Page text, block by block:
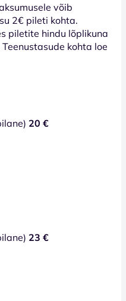
võib
2€ pileti kohta.
piletite hindu lõplikuna
kohta loe
20 €
23 €